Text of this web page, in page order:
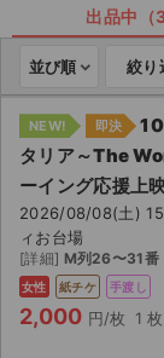
チケットのリクエ
取扱チケット
ライブ・コンサー
ライブ・コンサー
イベント
スポーツ
出品中（
並び順 絞り
NEW! 即決
タリア～The
ーイング応援上
2026/08/08(土)
ィお台場
[詳細] M列26〜31番
女性 紙チケ 手渡し
2,000 円/枚 1 枚